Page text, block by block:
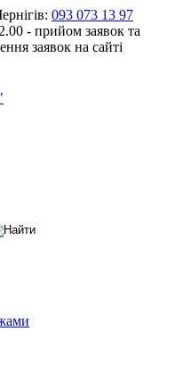
093 073 13 97
- прийом заявок та
заявок на сайті